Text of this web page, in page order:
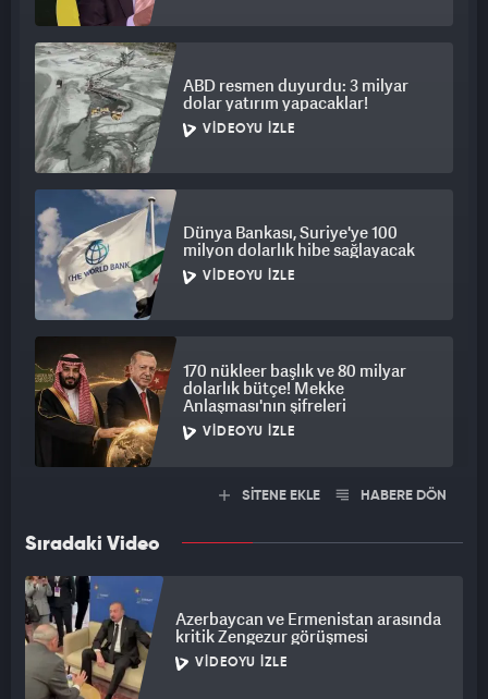
ABD resmen duyurdu: 3 milyar
dolar yatırım yapacaklar!
VIDEOYU İZLE
Dünya Bankası, Suriye'ye 100
milyon dolarlık hibe sağlayacak
VIDEOYU İZLE
170 nükleer başlık ve 80 milyar
dolarlık bütçe! Mekke
Anlaşması'nın şifreleri
VIDEOYU İZLE
SİTENE EKLE HABERE DÖN
Sıradaki Video
Azerbaycan ve Ermenistan arasında
kritik Zengezur görüşmesi
VIDEOYU İZLE